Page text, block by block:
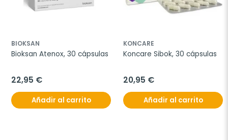
BIOKSAN
Bioksan Atenox, 30 cápsulas
22,95 €
Añadir al carrito
KONCARE
Koncare Sibok, 30 cápsulas
20,95 €
Añadir al carrito